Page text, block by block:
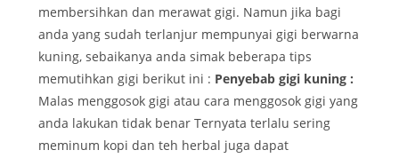
membersihkan dan merawat gigi. Namun jika bagi
anda yang sudah terlanjur mempunyai gigi berwarna
kuning, sebaikanya anda simak beberapa tips
memutihkan gigi berikut ini : Penyebab gigi kuning :
Malas menggosok gigi atau cara menggosok gigi yang
anda lakukan tidak benar Ternyata terlalu sering
meminum kopi dan teh herbal juga dapat